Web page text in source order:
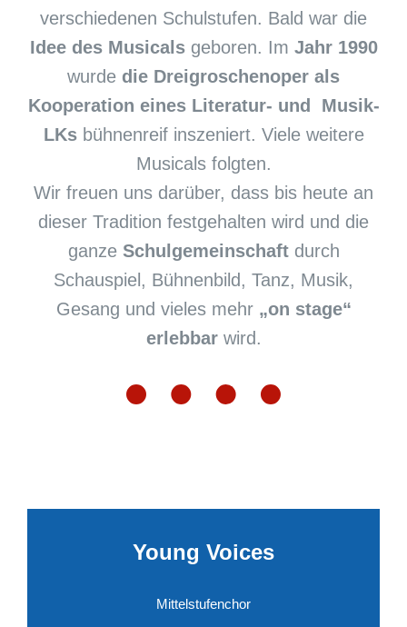
verschiedenen Schulstufen. Bald war die
Idee des Musicalsgeboren. Im Jahr 1990
wurde die Dreigroschenoper als
Kooperation eines Literatur- und Musik-
LKsbühnenreif inszeniert. Viele weitere
Musicals folgten.
Wir freuen uns darüber, dass bis heute an
dieser Tradition festgehalten wird und die
ganze Schulgemeinschaftdurch
Schauspiel, Bühnenbild, Tanz, Musik,
Gesang und vieles mehr„on stage“
erlebbarwird.
Young Voices
Mittelstufenchor